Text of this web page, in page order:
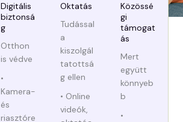
Digitális
biztonsá
g
Otthon
is védve
•
Kamera-
és
riasztóre
Oktatás
Tudással
a
kiszolgál
tatottsá
g ellen
• Online
videók,
Közössé
gi
támogat
ás
Mert
együtt
könnyeb
b
•